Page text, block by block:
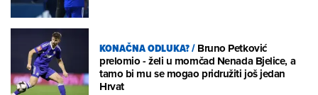
KONAČNA ODLUKA?/Bruno Petković
prelomio - želi u momčad Nenada Bjelice, a
tamo bi mu se mogao pridružiti još jedan
Hrvat